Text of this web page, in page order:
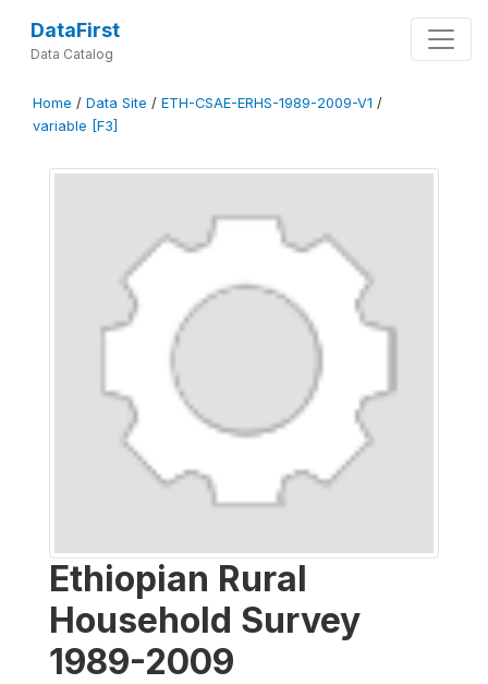
DataFirst
Data Catalog
Home / Data Site / ETH-CSAE-ERHS-1989-2009-V1 /
variable [F3]
Ethiopian Rural
Household Survey
1989-2009